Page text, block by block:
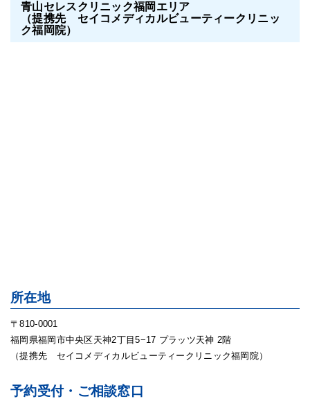
青山セレスクリニック福岡エリア
（提携先 セイコメディカルビューティークリニッ
ク福岡院）
所在地
〒810-0001
福岡県福岡市中央区天神2丁目5−17 プラッツ天神 2階
（提携先 セイコメディカルビューティークリニック福岡院）
予約受付・ご相談窓口